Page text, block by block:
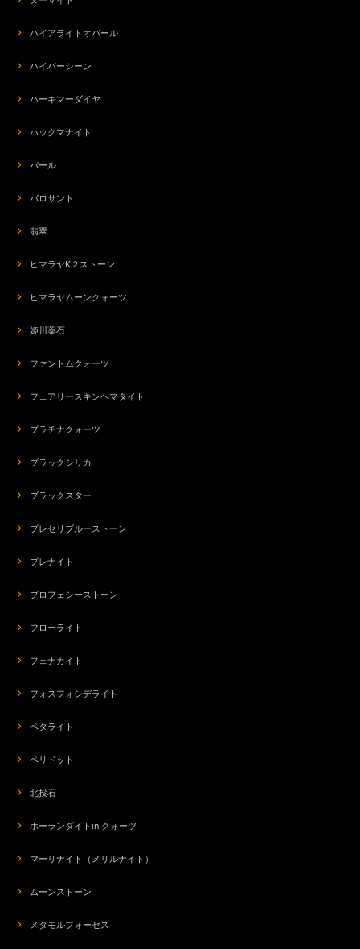
ハイアライトオパール
ハイパーシーン
ハーキマーダイヤ
ハックマナイト
パール
パロサント
翡翠
ヒマラヤK２ストーン
ヒマラヤムーンクォーツ
姫川薬石
ファントムクォーツ
フェアリースキンヘマタイト
プラチナクォーツ
ブラックシリカ
ブラックスター
プレセリブルーストーン
プレナイト
プロフェシーストーン
フローライト
フェナカイト
フォスフォシデライト
ペタライト
ペリドット
北投石
ホーランダイトin クォーツ
マーリナイト（メリルナイト）
ムーンストーン
メタモルフォーゼス